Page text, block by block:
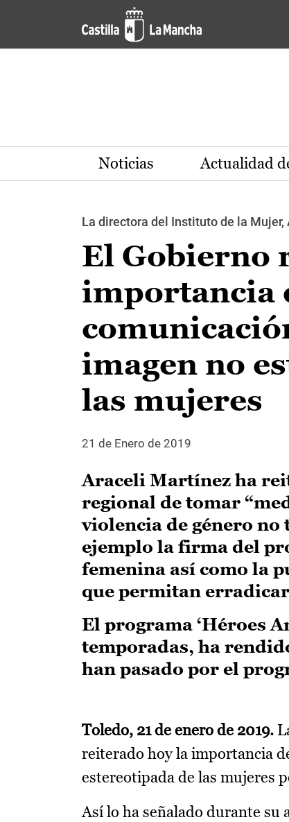
Pasar al contenido principal
Noticias Actualidad
La directora del Instituto de la
El Gobierno
importancia
imagen no
las mujeres
21 de Enero de 2019
Araceli Martínez ha
regional de tomar
violencia de género no
ejemplo la firma del
femenina así como la
que permitan
El programa ‘Héroes
temporadas, ha
han pasado por el
Toledo, 21 de enero de 2019.
reiterado hoy la importancia
estereotipada de las mujeres
Así lo ha señalado durante su